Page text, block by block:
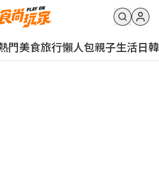
門美食旅行懶人包親子生活日韓